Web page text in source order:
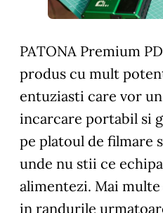
PATONA Premium
produs cu mult
entuziasti care vor
incarcare portabil si
pe platoul de filmare
unde nu stii ce
alimentezi. Mai
in randurile